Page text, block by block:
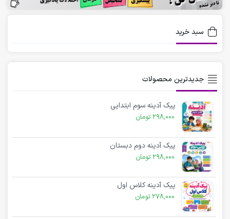
سبد خرید
جدیدترین محصولات
پیک آدینه سوم ابتدایی
298,000 تومان
پیک آدینه دوم دبستان
298,000 تومان
پیک آدینه کلاس اول
278,000 تومان